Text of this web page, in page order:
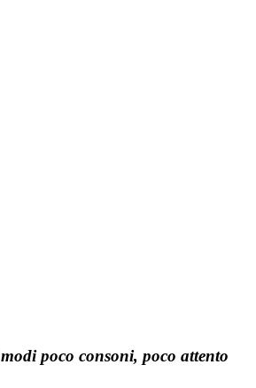
poco consoni, poco attento